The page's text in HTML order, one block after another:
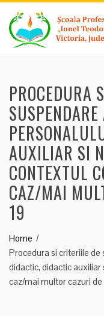
content
PROCEDURA
AUXILIAR SI
CONTEXTUL
CAZ/MAI
19
Home
Procedura si criteriile
didactic, didactic
caz/mai multor cazuri de